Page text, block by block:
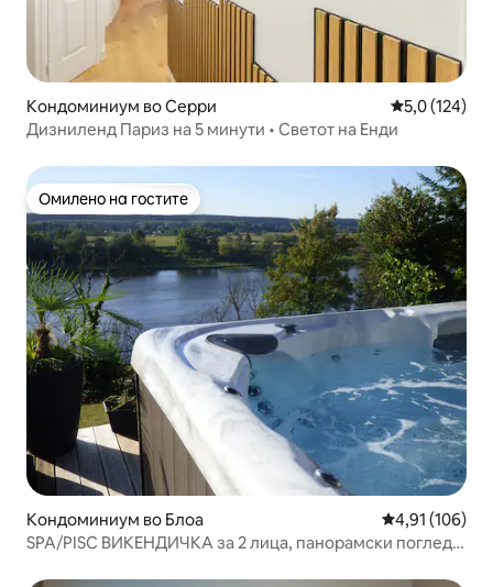
Кондоминиум во Серри Просечна
5,0 (124)
Дизниленд Париз на 5 минути • Светот на Енди
Омилено на гостите
Омилено на гостите
Кондоминиум во Блоа Просечна
4,91 (106)
SPA/PISC ВИКЕНДИЧКА за 2 лица, панорамски поглед